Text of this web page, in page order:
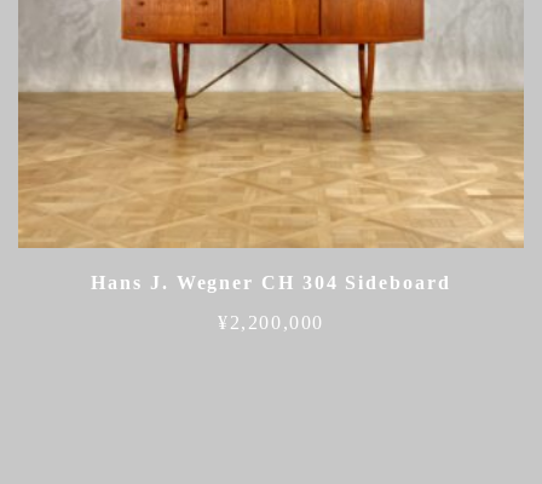
Hans J. Wegner CH 304 Sideboard
¥2,200,000